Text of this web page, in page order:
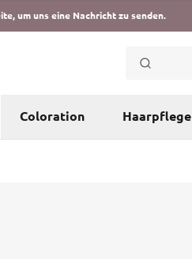
um uns eine Nachricht zu senden.
Coloration Haarpflege